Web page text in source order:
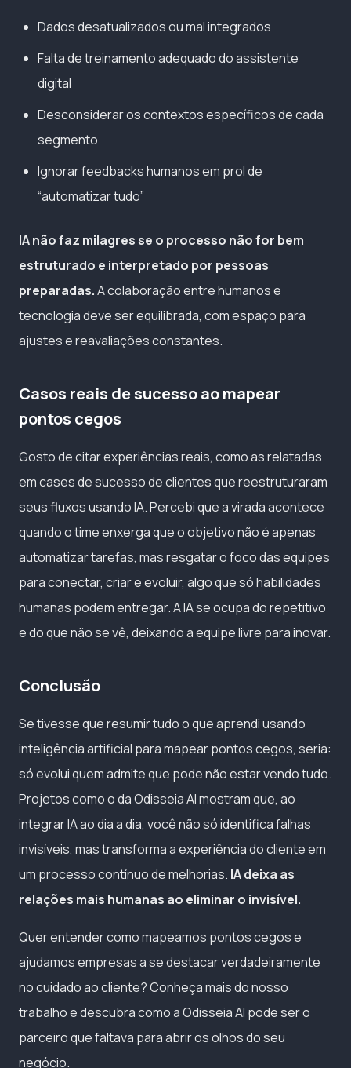
Dados desatualizados ou mal integrados
Falta de treinamento adequado do assistente
digital
Desconsiderar os contextos específicos de cada
segmento
Ignorar feedbacks humanos em prol de
“automatizar tudo”
IA não faz milagres se o processo não for bem
estruturado e interpretado por pessoas
preparadas.A colaboração entre humanos e
tecnologia deve ser equilibrada, com espaço para
ajustes e reavaliações constantes.
Casos reais de sucesso ao mapear
pontos cegos
Gosto de citar experiências reais, como as relatadas
em cases de sucesso de clientes que reestruturaram
seus fluxos usando IA. Percebi que a virada acontece
quando o time enxerga que o objetivo não é apenas
automatizar tarefas, mas resgatar o foco das equipes
para conectar, criar e evoluir, algo que só habilidades
humanas podem entregar. A IA se ocupa do repetitivo
e do que não se vê, deixando a equipe livre para inovar.
Conclusão
Se tivesse que resumir tudo o que aprendi usando
inteligência artificial para mapear pontos cegos, seria:
só evolui quem admite que pode não estar vendo tudo.
Projetos como o da Odisseia AI mostram que, ao
integrar IA ao dia a dia, você não só identifica falhas
invisíveis, mas transforma a experiência do cliente em
um processo contínuo de melhorias. IA deixa as
relações mais humanas ao eliminar o invisível.
Quer entender como mapeamos pontos cegos e
ajudamos empresas a se destacar verdadeiramente
no cuidado ao cliente? Conheça mais do nosso
trabalho e descubra como a Odisseia AI pode ser o
parceiro que faltava para abrir os olhos do seu
negócio.